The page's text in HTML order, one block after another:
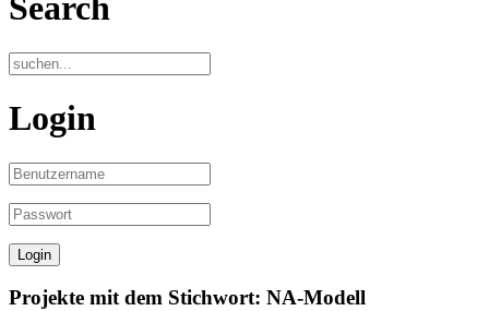
Search
Login
Projekte mit dem Stichwort: NA-Modell